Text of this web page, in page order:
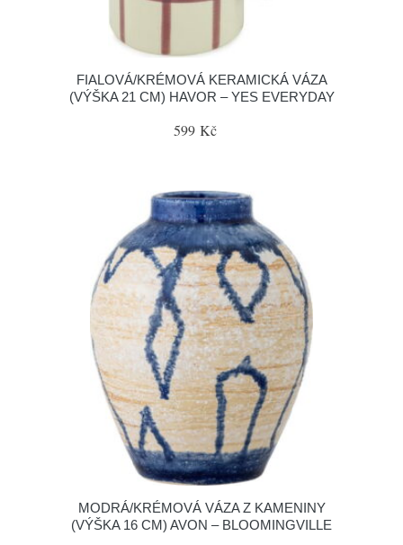
FIALOVÁ/KRÉMOVÁ KERAMICKÁ VÁZA
(VÝŠKA 21 CM) HAVOR – YES EVERYDAY
599 Kč
MODRÁ/KRÉMOVÁ VÁZA Z KAMENINY
(VÝŠKA 16 CM) AVON – BLOOMINGVILLE